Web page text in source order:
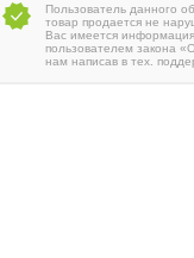
Пользователь данного
товар продается не
Вас имеется
пользователем закона
нам написав в тех.